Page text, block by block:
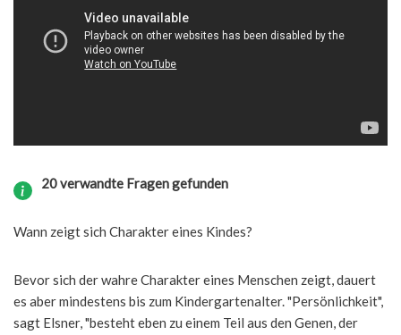
20 verwandte Fragen gefunden
Wann zeigt sich Charakter eines Kindes?
Bevor sich der wahre Charakter eines Menschen zeigt, dauert
es aber mindestens bis zum Kindergartenalter. "Persönlichkeit",
sagt Elsner, "besteht eben zu einem Teil aus den Genen, der